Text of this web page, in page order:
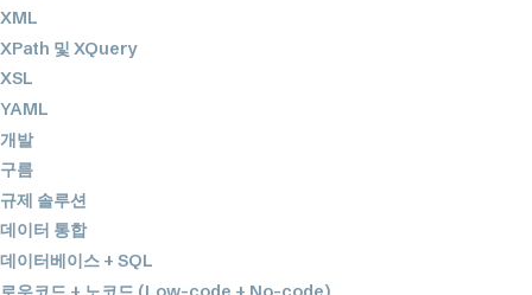
XML
XPath 및 XQuery
XSL
YAML
개발
구름
규제 솔루션
데이터 통합
데이터베이스 + SQL